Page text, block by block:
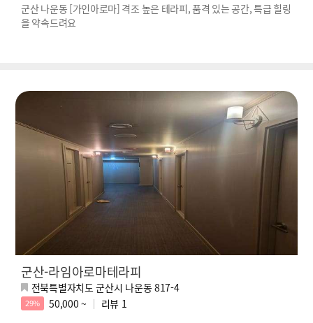
군산 나운동 [가인아로마] 격조 높은 테라피, 품격 있는 공간, 특급 힐링
을 약속드려요
군산-라임아로마테라피
전북특별자치도 군산시 나운동 817-4
29% 50,000 ~ 리뷰 1